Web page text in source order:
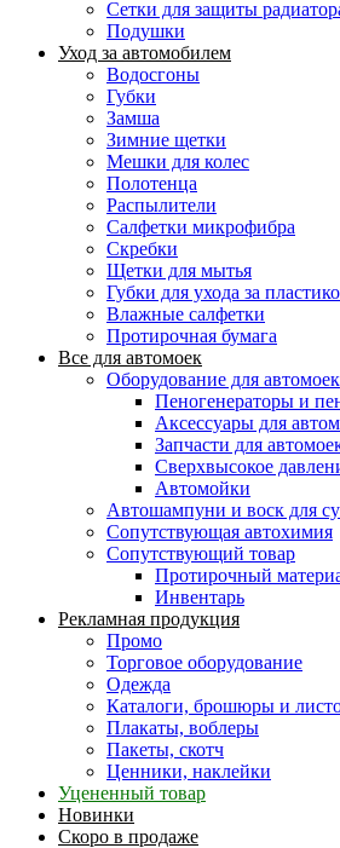
Сетки для защиты
Подушки
Уход за автомобилем
Водосгоны
Губки
Замша
Зимние щетки
Мешки для колес
Полотенца
Распылители
Салфетки микрофибра
Скребки
Щетки для мытья
Губки для ухода за
Влажные салфетки
Протирочная бумага
Все для автомоек
Оборудование для автомоек
Пеногенераторы и
Аксессуары для
Запчасти для
Сверхвысокое
Автомойки
Автошампуни и воск для
Сопутствующая автохимия
Сопутствующий товар
Протирочный
Инвентарь
Рекламная продукция
Промо
Торговое оборудование
Одежда
Каталоги, брошюры и
Плакаты, воблеры
Пакеты, скотч
Ценники, наклейки
Уцененный товар
Новинки
Скоро в продаже